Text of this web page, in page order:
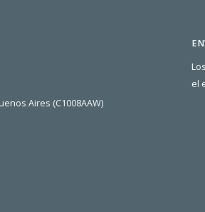
Aires (C1008AAW)
el